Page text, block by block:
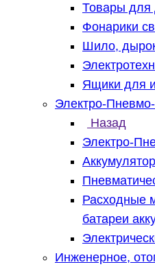
Товары для
Фонарики
Шило,
Ящики для
Электро-
Назад
Электро-
Расходные
батареи
Инженерное,